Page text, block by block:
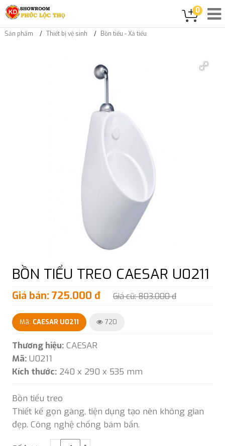
0
Sản phẩm Thiết bị vệ sinh Bồn tiểu - Xả tiểu
BỒN TIỂU TREO CAESAR U0211
Giá bán: 725.000 đ Giá cũ: 803.000 đ
Mã: CAESAR U0211 720
Thương hiệu: CAESAR
Mã: U0211
Kích thước: 240 x 290 x 535 mm
Bồn tiểu treo
Thiết kế gọn gàng, tiện dụng tạo nên không gian
đẹp. Công nghệ chống bám bẩn.